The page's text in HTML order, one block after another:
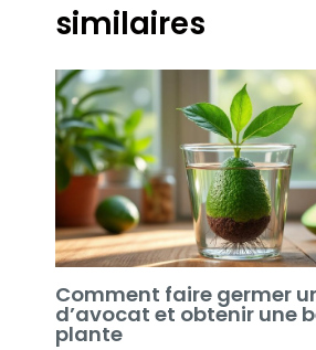
similaires
Comment faire germer
d’avocat et obtenir une
plante